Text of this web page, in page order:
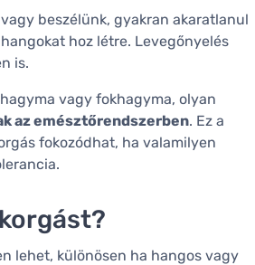
beszélünk, gyakran akaratlanul
hoz létre. Levegőnyelés
is.
vagy fokhagyma, olyan
az emésztőrendszerben. Ez a
fokozódhat, ha valamilyen
lehet, különösen ha hangos vagy